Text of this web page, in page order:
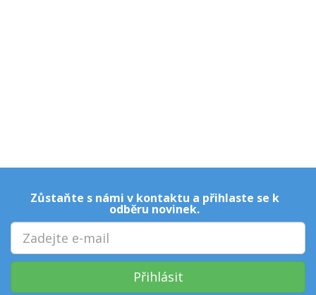
Zůstaňte s námi v kontaktu a přihlaste se k
odběru novinek.
Přihlásit